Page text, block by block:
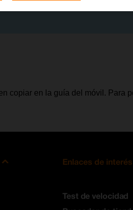
copiar en la guía del móvil. Para
Enlaces de interés
Test de velocidad